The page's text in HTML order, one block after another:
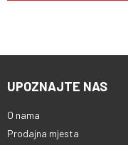
UPOZNAJTE NAS
O nama
Prodajna mjesta